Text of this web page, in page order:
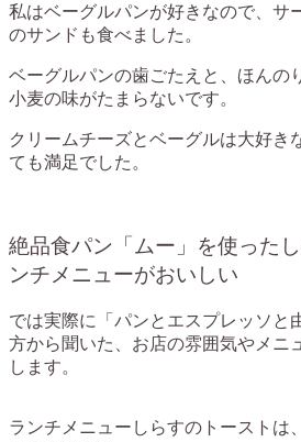
私はベーグルパンが好きなので、サ
のサンドも食べました。
ベーグルパンの歯ごたえと、ほんの
小麦の味がたまらないです。
クリームチーズとベーグルは大好き
ても満足でした。
絶品食パン「ムー」を使った
ンチメニューがおいしい
では実際に「パンとエスプレッソと
方から聞いた、お店の雰囲気やメニ
します。
ランチメニューしらすのトーストは